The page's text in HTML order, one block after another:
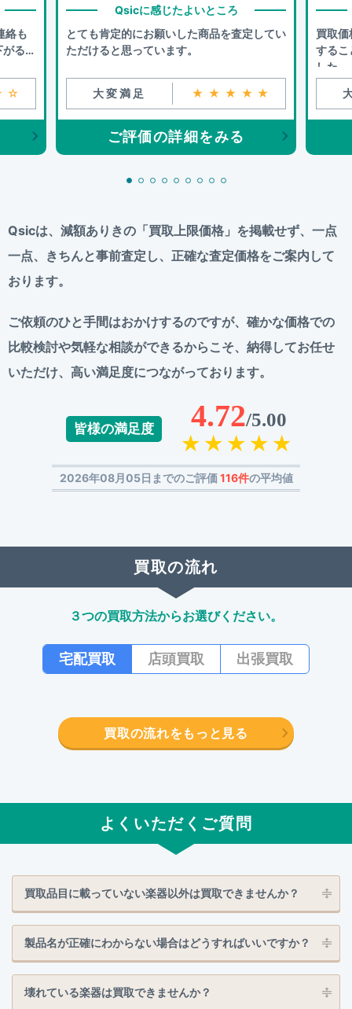
絡も
るこ
Qsicに感じたよいところ
とても肯定的にお願いした商品を査定してい
ただけると思っています。
大変満足 ★★★★★
ご評価の詳細をみる
買取
するこ
した。
Qsicは、減額ありきの「買取上限価格」を掲載せず、 一点
一点、きちんと事前査定し、正確な査定価格をご案内して
おります。
ご依頼のひと手間はおかけするのですが、 確かな価格での
比較検討や気軽な相談ができるからこそ、 納得してお任せ
いただけ、高い満足度につながっております。
皆様の満足度 4.72/5.00
2026年08月05日までのご評価116件の平均値
買取の流れ
３つの買取方法からお選びください。
宅配買取 店頭買取 出張買取
買取の流れをもっと見る
よくいただくご質問
買取品目に載っていない楽器以外は買取できませんか？
製品名が正確にわからない場合はどうすればいいですか？
壊れている楽器は買取できませんか？